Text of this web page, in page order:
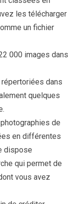
les télécharger
un fichier
000 images dans
dans
quelques
de
en différentes
dispose
qui permet de
vous avez